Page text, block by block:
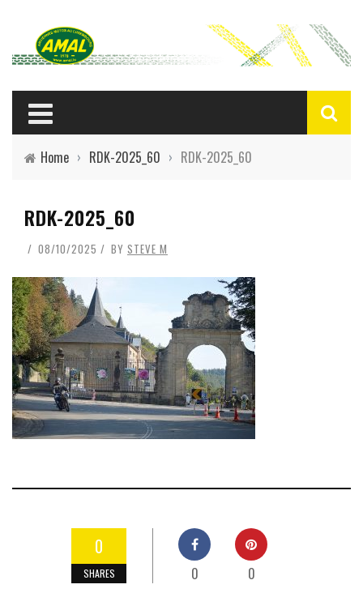
Home › RDK-2025_60 › RDK-2025_60
RDK-2025_60
08/10/2025 BY STEVE M
0
SHARES 0 0